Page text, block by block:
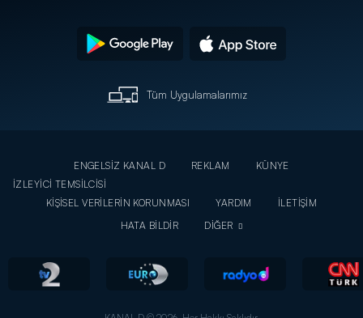
Tüm Uygulamalarımız
ENGELSİZ KANAL D REKLAM
KÜNYE
İZLEYİCİ TEMSİLCİSİ
KİŞİSEL VERİLERİN KORUNMASI
YARDIM
İLETİŞİM
HATA BİLDİR
DİĞER